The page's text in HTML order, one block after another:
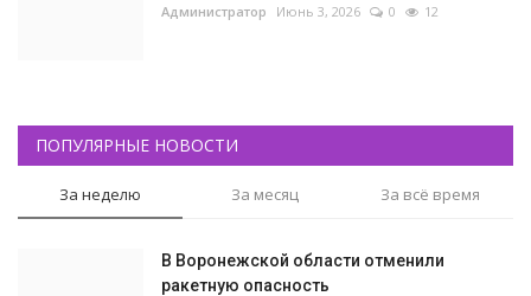
Администратор Июнь 3, 2026 0 12
ПОПУЛЯРНЫЕ НОВОСТИ
За неделю За месяц За всё время
В Воронежской области отменили
ракетную опасность